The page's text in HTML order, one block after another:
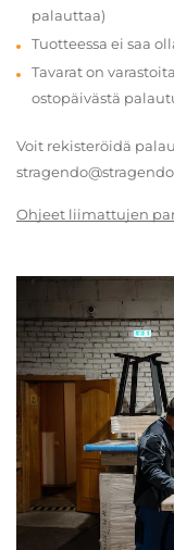
palauttaa)
Tuotteessa ei saa
Tavarat on
ostopäivästä
Voit rekisteröidä
Ohjeet liimattujen